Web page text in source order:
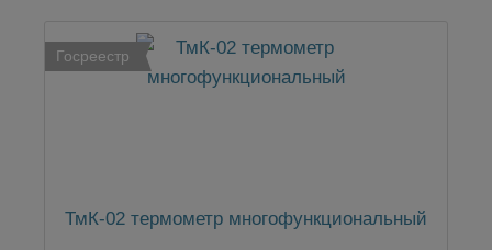
Госреестр
ТмК-02 термометр многофункциональный